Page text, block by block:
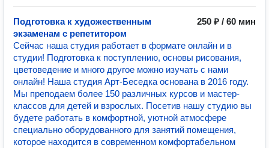
Подготовка к художественным
экзаменам с репетитором
250 ₽ / 60 мин
Сейчас наша студия работает в формате онлайн и в
студии! Подготовка к поступлению, основы рисования,
цветоведение и много другое можно изучать с нами
онлайн! Наша студия Арт-Беседка основана в 2016 году.
Мы преподаем более 150 различных курсов и мастер-
классов для детей и взрослых. Посетив нашу студию вы
будете работать в комфортной, уютной атмосфере
специально оборудованного для занятий помещения,
которое находится в современном комфортабельном